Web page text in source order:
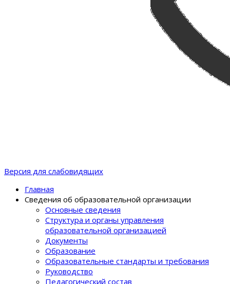
Версия для слабовидящих
Главная
Сведения об образовательной организации
Основные сведения
Структура и органы управления
образовательной организацией
Документы
Образование
Образовательные стандарты и требования
Руководство
Педагогический состав